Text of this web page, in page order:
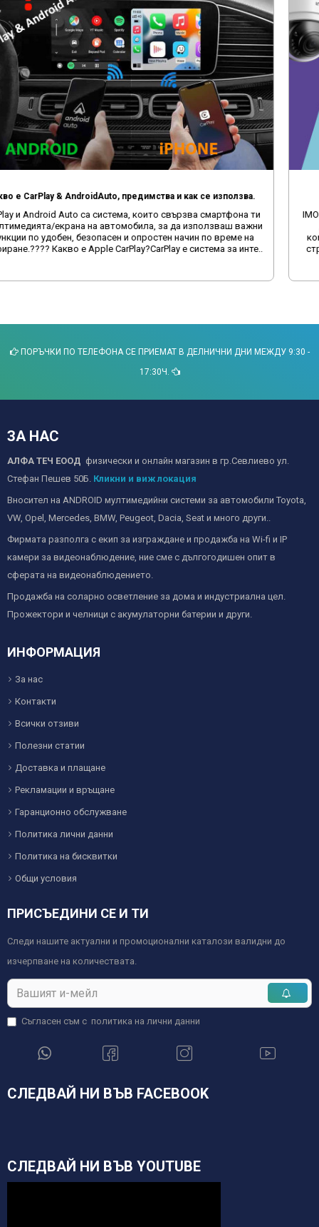
Какво е CarPlay & AndroidAuto, предимства и как се използва.
CarPlay и Android Auto са система, които свързва смартфона ти
с мултимедията/екрана на автомобила, за да използваш важни
функции по удобен, безопасен и опростен начин по време на
шофиране.???? Какво е Apple CarPlay?CarPlay е система за инте..
ПОРЪЧКИ ПО ТЕЛЕФОНА СЕ ПРИЕМАТ В ДЕЛНИЧНИ ДНИ МЕЖДУ 9:30 -
17:30Ч.
ЗА НАС
АЛФА ТЕЧ ЕООД физически и онлайн магазин в гр.Севлиево ул.
Стефан Пешев 50Б. Кликни и виж локация
Вносител на ANDROID мултимедийни системи за автомобили Toyota,
VW, Opel, Mercedes, BMW, Peugeot, Dacia, Seat и много други..
Фирмата разполга с екип за изграждане и продажба на Wi-fi и IP
камери за видеонаблюдение, ние сме с дългогодишен опит в
сферата на видеонаблюдението.
Продажба на соларно осветление за дома и индустриална цел.
Прожектори и челници с акумулаторни батерии и други.
ИНФОРМАЦИЯ
За нас
Контакти
Всички отзиви
Полезни статии
Доставка и плащане
Рекламации и връщане
Гаранционно обслужване
Политика лични данни
Политика на бисквитки
Общи условия
ПРИСЪЕДИНИ СЕ И ТИ
Следи нашите актуални и промоционални каталози валидни до
изчерпване на количествата.
Съгласен съм с политика на лични данни
СЛЕДВАЙ НИ ВЪВ FACEBOOK
СЛЕДВАЙ НИ ВЪВ YOUTUBE